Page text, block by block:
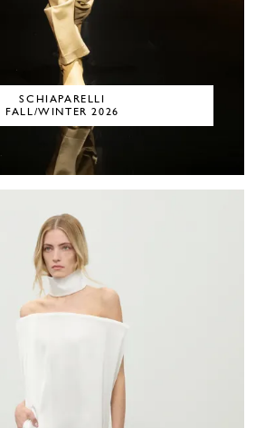
SCHIAPARELLI
FALL/WINTER 2026